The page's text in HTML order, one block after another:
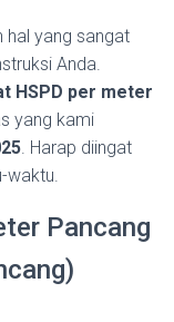
hal yang sangat
Anda.
HSPD per meter
yang kami
. Harap diingat
Pancang